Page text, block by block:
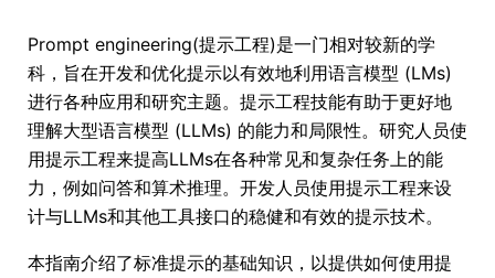
Prompt engineering(提示工程)是一门相对较新的学
科，旨在开发和优化提示以有效地利用语言模型 (LMs)
进行各种应用和研究主题。提示工程技能有助于更好地
理解大型语言模型 (LLMs) 的能力和局限性。研究人员使
用提示工程来提高LLMs在各种常见和复杂任务上的能
力，例如问答和算术推理。开发人员使用提示工程来设
计与LLMs和其他工具接口的稳健和有效的提示技术。
本指南介绍了标准提示的基础知识，以提供如何使用提